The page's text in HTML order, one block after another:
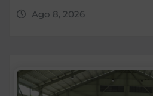
Ago 8, 2026